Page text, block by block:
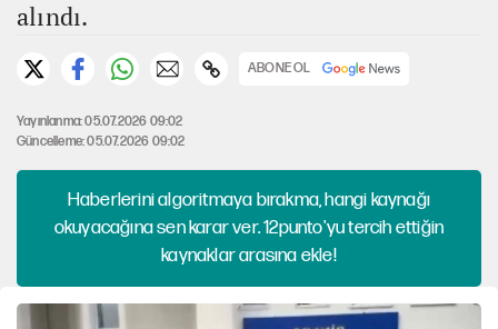
alındı.
ABONE OL
Yayınlanma: 05.07.2026 09:02
Güncelleme: 05.07.2026 09:02
Haberlerini algoritmaya bırakma, hangi kaynağı
okuyacağına sen karar ver. 12punto'yu tercih ettiğin
kaynaklar arasına ekle!